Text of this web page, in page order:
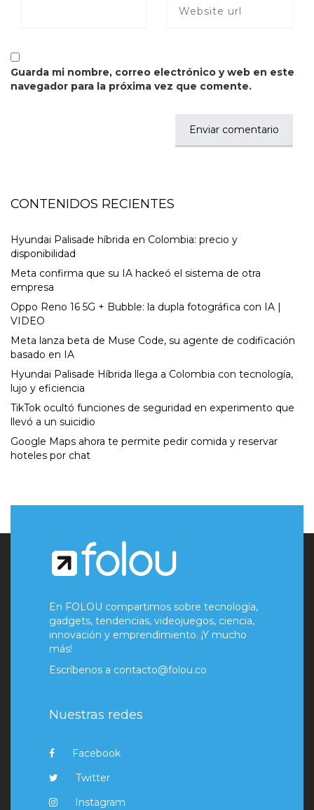
Guarda mi nombre, correo electrónico y web en este
navegador para la próxima vez que comente.
CONTENIDOS RECIENTES
Hyundai Palisade híbrida en Colombia: precio y
disponibilidad
Meta confirma que su IA hackeó el sistema de otra
empresa
Oppo Reno 16 5G + Bubble: la dupla fotográfica con IA |
VIDEO
Meta lanza beta de Muse Code, su agente de codificación
basado en IA
Hyundai Palisade Híbrida llega a Colombia con tecnología,
lujo y eficiencia
TikTok ocultó funciones de seguridad en experimento que
llevó a un suicidio
Google Maps ahora te permite pedir comida y reservar
hoteles por chat
En FOLOU compartimos sobre tecnología,
gadgets, tendencias, videojuegos, ciencia,
innovación y emprendimiento. ¡Y mucho
más!
Escríbenos a contacto@folou.co
Nuestras redes
Facebook
Twitter
Instagram